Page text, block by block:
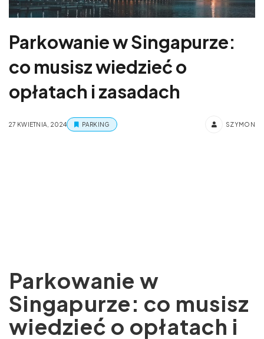
Parkowanie w Singapurze:
co musisz wiedzieć o
opłatach i zasadach
27 KWIETNIA, 2024 PARKING SZYMON
Parkowanie w
Singapurze: co musisz
wiedzieć o opłatach i